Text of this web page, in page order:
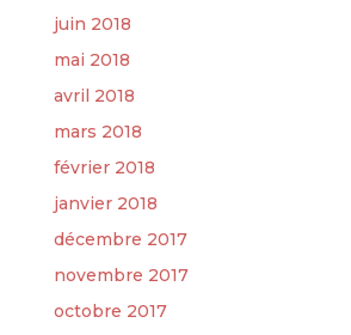
juin 2018
mai 2018
avril 2018
mars 2018
février 2018
janvier 2018
décembre 2017
novembre 2017
octobre 2017